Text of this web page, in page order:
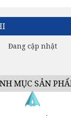
Đang cập nhật
MỤC SẢN